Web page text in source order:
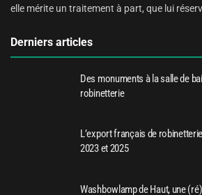
elle mérite un traitement à part, que lui
Derniers articles
Des monuments à la salle de
robinetterie
L’export français de
2023 et 2025
Washbowlamp de Haut, une